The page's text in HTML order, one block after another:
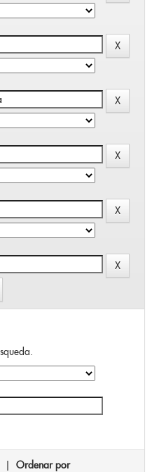
| Ordenar por